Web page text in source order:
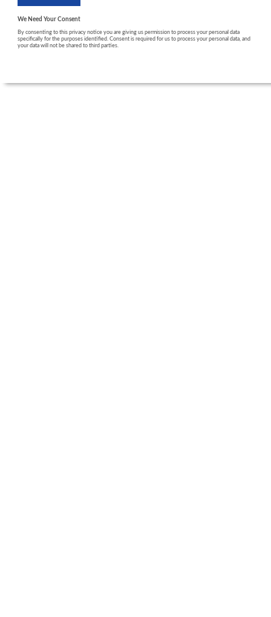
We Need Your Consent
By consenting to this privacy notice you are giving us permission to process your personal data
specifically for the purposes identified. Consent is required for us to process your personal data, and
your data will not be shared to third parties.